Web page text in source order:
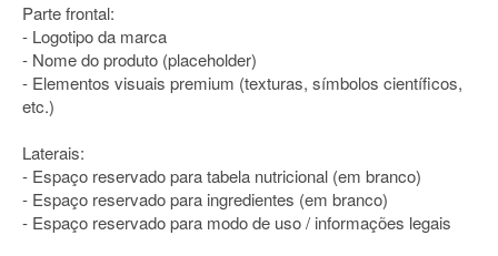
Parte frontal:
- Logotipo da marca
- Nome do produto (placeholder)
- Elementos visuais premium (texturas, símbolos científicos,
etc.)
Laterais:
- Espaço reservado para tabela nutricional (em branco)
- Espaço reservado para ingredientes (em branco)
- Espaço reservado para modo de uso / informações legais